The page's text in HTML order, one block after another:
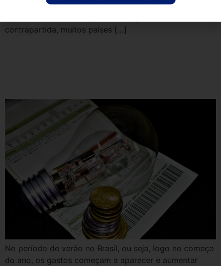
tragédias ambientais e tem participado do
contrapartida, muitos países […]
No período de verão no Brasil, ou seja, logo no começo
do ano, os gastos começam a aparecer e aumentar